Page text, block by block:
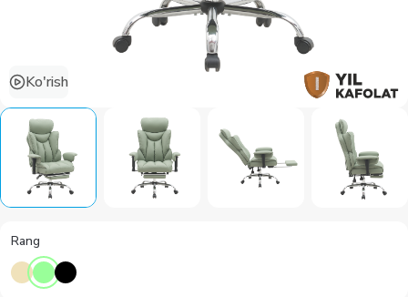
Ko'rish
Rang